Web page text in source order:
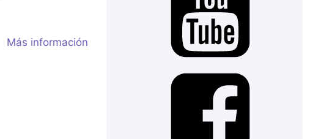
Más información